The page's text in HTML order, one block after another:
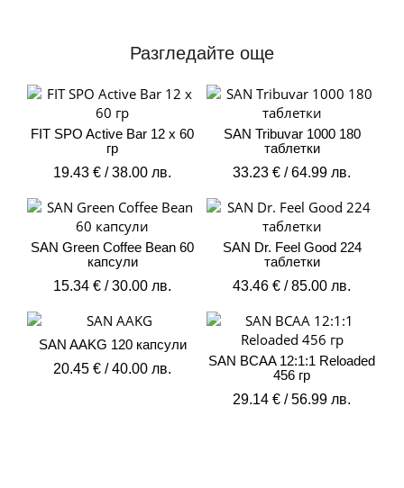
Разгледайте още
FIT SPO Active Bar 12 x 60
гр
19.43 € / 38.00 лв.
SAN Tribuvar 1000 180
таблетки
33.23 € / 64.99 лв.
SAN Green Coffee Bean 60
капсули
15.34 € / 30.00 лв.
SAN Dr. Feel Good 224
таблетки
43.46 € / 85.00 лв.
SAN AAKG 120 капсули
20.45 € / 40.00 лв.
SAN BCAA 12:1:1 Reloaded
456 гр
29.14 € / 56.99 лв.